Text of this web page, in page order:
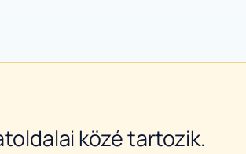
közé tartozik.